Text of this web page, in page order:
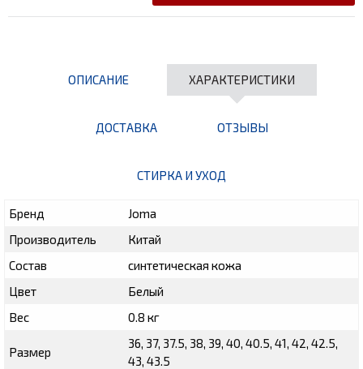
ОПИСАНИЕ ХАРАКТЕРИСТИКИ
ДОСТАВКА ОТЗЫВЫ
СТИРКА И УХОД
Бренд
Joma
Производитель
Китай
Состав
синтетическая кожа
Цвет
Белый
Вес
0.8 кг
Размер
36, 37, 37.5, 38, 39, 40, 40.5, 41, 42, 42.5,
43, 43.5